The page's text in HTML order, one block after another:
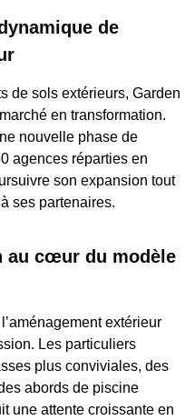
de
de sols extérieurs, Garden
en transformation.
nouvelle phase de
agences réparties en
son expansion tout
ses partenaires.
au cœur du modèle
extérieur
Les particuliers
plus conviviales, des
abords de piscine
une attente croissante en